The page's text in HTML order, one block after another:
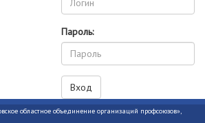
Пароль:
областное объединение организаций профсоюзов»,